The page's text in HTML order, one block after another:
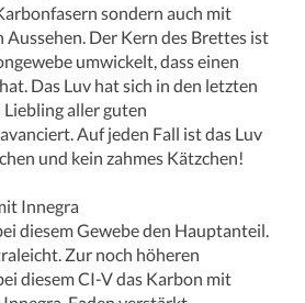
sondern auch mit
Aussehen. Der Kern des Brettes ist
umwickelt, dass einen
Das Luv hat sich in den letzten
Liebling aller guten
Auf jeden Fall ist das Luv
und kein zahmes Kätzchen!
Innegra
diesem Gewebe den Hauptanteil.
Zur noch höheren
diesem CI-V das Karbon mit